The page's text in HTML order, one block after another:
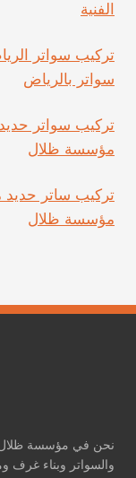
الفنية
سواتر بالرياض
مؤسسة ظلال
مؤسسة ظلال
نحن في مؤسسة ظلال
والسواتر وبناء غرف